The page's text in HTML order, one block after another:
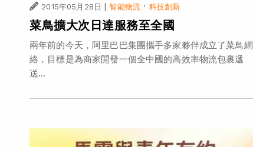
2015年05月28日 | 智能物流 · 科技創新
菜鳥擴大次日達服務至全國
兩年前的今天，阿里巴巴集團攜手多家夥伴成立了菜鳥網
絡，目標是為商家開發一個全中國的高效率物流包裹遞
送...